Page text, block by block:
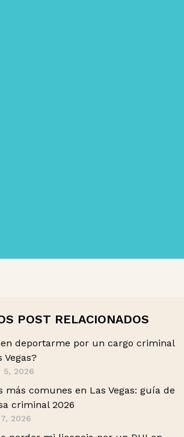
POST RELACIONADOS
deportarme por un cargo criminal
Vegas?
5, 2026
más comunes en Las Vegas: guía de
criminal 2026
2026